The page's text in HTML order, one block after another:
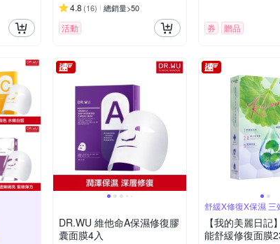
4.8 (16) 總銷量>50
活動 券 贈品
DR.WU 維他命A保濕修復膠
囊面膜4入
舒緩X修復X保濕 三
【我的美麗日記
能舒緩修復面膜